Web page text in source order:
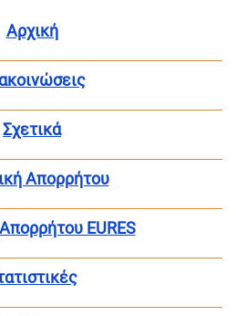
Αρχική
Σχετικά
Απορρήτου
EURES